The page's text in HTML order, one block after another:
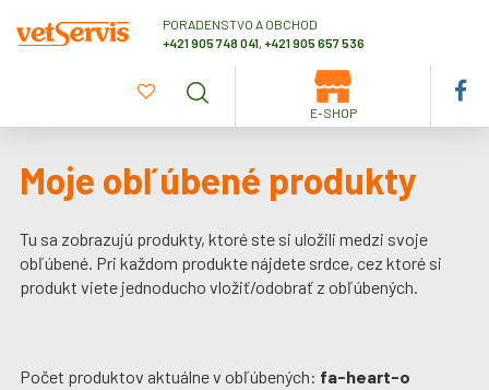
PORADENSTVO A OBCHOD
+421 905 748 041,+421 905 657 536
E-SHOP
Moje obľúbené produkty
Tu sa zobrazujú produkty, ktoré ste si uložili medzi svoje
obľúbené. Pri každom produkte nájdete srdce, cez ktoré si
produkt viete jednoducho vložiť/odobrať z obľúbených.
Počet produktov aktuálne v obľúbených: fa-heart-o